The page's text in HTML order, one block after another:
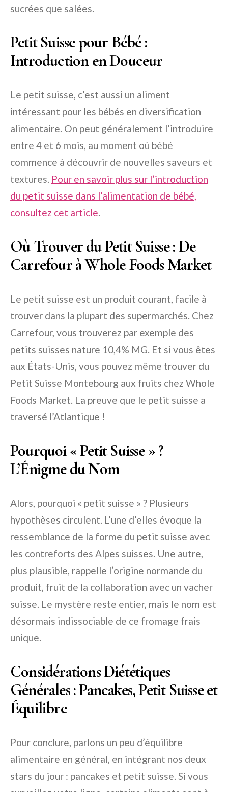
sucrées que salées.
Petit Suisse pour Bébé :
Introduction en Douceur
Le petit suisse, c’est aussi un aliment
intéressant pour les bébés en diversification
alimentaire. On peut généralement l’introduire
entre 4 et 6 mois, au moment où bébé
commence à découvrir de nouvelles saveurs et
textures. Pour en savoir plus sur l’introduction
du petit suisse dans l’alimentation de bébé,
consultez cet article.
Où Trouver du Petit Suisse : De
Carrefour à Whole Foods Market
Le petit suisse est un produit courant, facile à
trouver dans la plupart des supermarchés. Chez
Carrefour, vous trouverez par exemple des
petits suisses nature 10,4% MG. Et si vous êtes
aux États-Unis, vous pouvez même trouver du
Petit Suisse Montebourg aux fruits chez Whole
Foods Market. La preuve que le petit suisse a
traversé l’Atlantique !
Pourquoi « Petit Suisse » ?
L’Énigme du Nom
Alors, pourquoi « petit suisse » ? Plusieurs
hypothèses circulent. L’une d’elles évoque la
ressemblance de la forme du petit suisse avec
les contreforts des Alpes suisses. Une autre,
plus plausible, rappelle l’origine normande du
produit, fruit de la collaboration avec un vacher
suisse. Le mystère reste entier, mais le nom est
désormais indissociable de ce fromage frais
unique.
Considérations Diététiques
Générales : Pancakes, Petit Suisse et
Équilibre
Pour conclure, parlons un peu d’équilibre
alimentaire en général, en intégrant nos deux
stars du jour : pancakes et petit suisse. Si vous